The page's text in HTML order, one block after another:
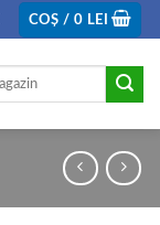
COȘ /0 LEI